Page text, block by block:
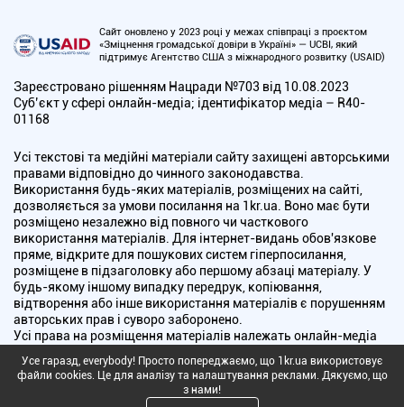
Сайт оновлено у 2023 році у межах співпраці з проєктом
«Зміцнення громадської довіри в Україні» — UCBI, який
підтримує Агентство США з міжнародного розвитку (USAID)
Зареєстровано рішенням Нацради №703 від 10.08.2023
Cуб’єкт у сфері онлайн-медіа; ідентифікатор медіа – R40-
01168
Усі текстові та медійні матеріали сайту захищені авторськими
правами відповідно до чинного законодавства.
Використання будь-яких матеріалів, розміщених на сайті,
дозволяється за умови посилання на 1kr.ua. Воно має бути
розміщено незалежно від повного чи часткового
використання матеріалів. Для інтернет-видань обов'язкове
пряме, відкрите для пошукових систем гіперпосилання,
розміщене в підзаголовку або першому абзаці матеріалу. У
будь-якому іншому випадку передрук, копіювання,
відтворення або інше використання матеріалів є порушенням
авторських прав і суворо заборонено.
Усі права на розміщення матеріалів належать онлайн-медіа
радою України з питань телебачення і радіомовлення.
Copyright © 2010 - 2026 Всі права захищені
Усе гаразд, everybody! Просто попереджаємо, що 1kr.ua використовує
файли cookies. Це для аналізу та налаштування реклами. Дякуємо, що
з нами!